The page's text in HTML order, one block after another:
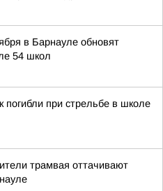
в Барнауле обновят
54 школ
погибли при стрельбе в школе
трамвая оттачивают